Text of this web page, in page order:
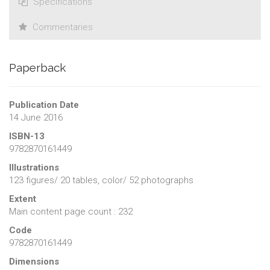
Commentaries
Paperback
Publication Date
14 June 2016
ISBN-13
9782870161449
Illustrations
123 figures/ 20 tables, color/ 52 photographs
Extent
Main content page count : 232
Code
9782870161449
Dimensions